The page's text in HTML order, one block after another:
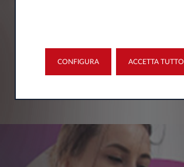
CONFIGURA ACCETTA TUTTO